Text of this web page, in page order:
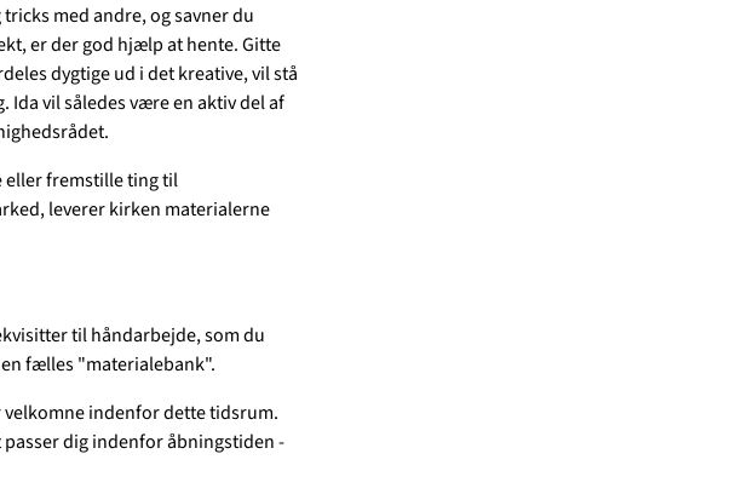
med andre, og savner du
er der god hjælp at hente. Gitte
dygtige ud i det kreative, vil stå
Ida vil således være en aktiv del af
eller fremstille ting til
leverer kirken materialerne
til håndarbejde, som du
fælles "materialebank".
velkomne indenfor dette tidsrum.
dig indenfor åbningstiden -